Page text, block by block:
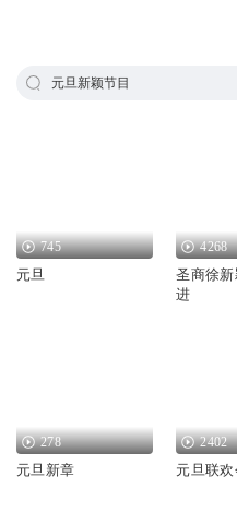
元旦新颖节目
745
元旦
4268
圣商徐
进
278
元旦新章
2402
元旦联欢